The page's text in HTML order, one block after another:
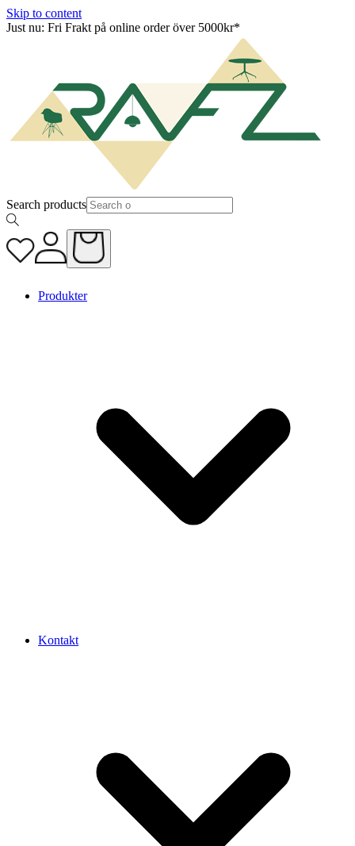
Skip to content
Just nu: Fri Frakt på online order över 5000kr*
Search products
Produkter
Kontakt